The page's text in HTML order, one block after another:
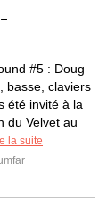
#5 : Doug
basse, claviers
été invité à la
du Velvet au
la suite